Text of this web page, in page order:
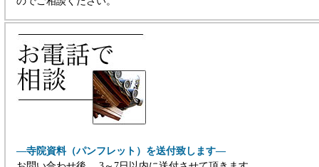
―寺院資料（パンフレット）を送付致します―